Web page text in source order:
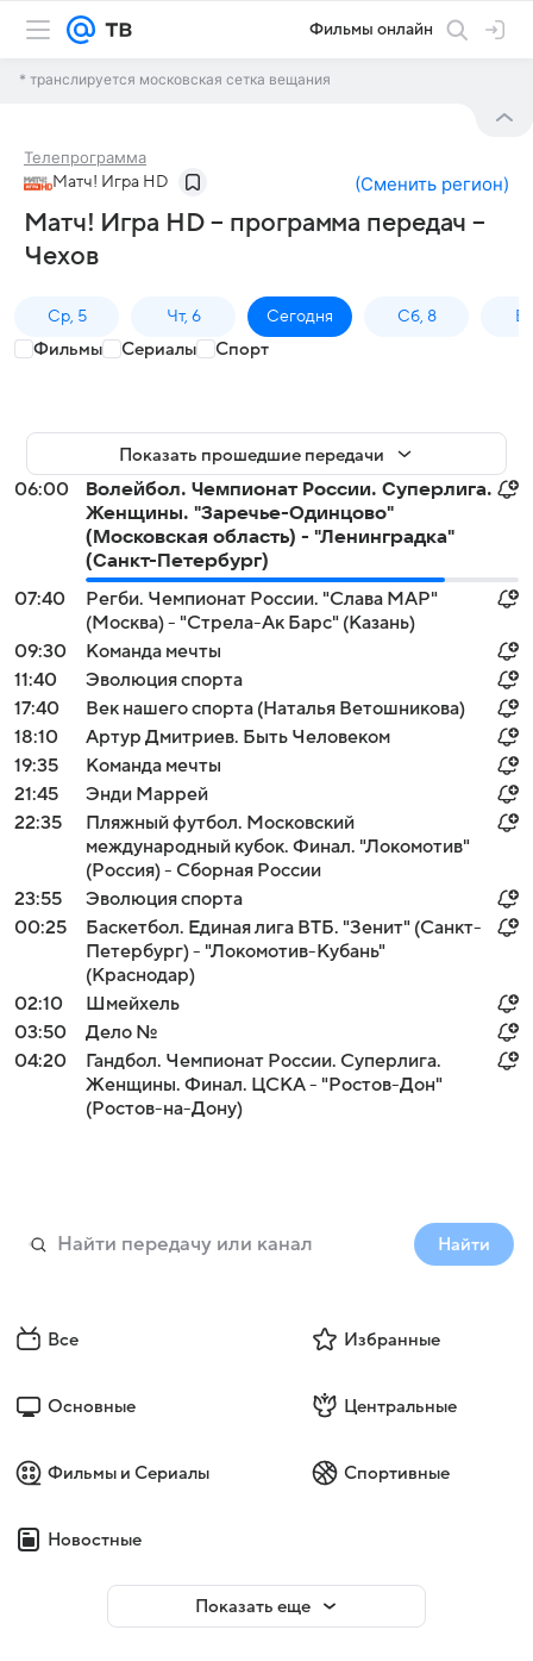
Фильмы онлайн
* транслируется московская сетка вещания
Телепрограмма
Матч! Игра HD (Сменить регион)
Матч! Игра HD – программа передач –
Чехов
Ср, 5 Чт, 6 Сегодня Сб, 8
Фильмы Сериалы Спорт
Показать прошедшие передачи
06:00
Волейбол. Чемпионат России. Суперлига.
Женщины. "Заречье-Одинцово"
(Московская область) - "Ленинградка"
(Санкт-Петербург)
07:40
Регби. Чемпионат России. "Слава МАР"
(Москва) - "Стрела-Ак Барс" (Казань)
09:30
Команда мечты
11:40
Эволюция спорта
17:40
Век нашего спорта (Наталья Ветошникова)
18:10
Артур Дмитриев. Быть Человеком
19:35
Команда мечты
21:45
Энди Маррей
22:35
Пляжный футбол. Московский
международный кубок. Финал. "Локомотив"
(Россия) - Сборная России
23:55
Эволюция спорта
00:25
Баскетбол. Единая лига ВТБ. "Зенит" (Санкт-
Петербург) - "Локомотив-Кубань"
(Краснодар)
02:10
Шмейхель
03:50
Дело №
04:20
Гандбол. Чемпионат России. Суперлига.
Женщины. Финал. ЦСКА - "Ростов-Дон"
(Ростов-на-Дону)
Найти
Все Избранные
Основные Центральные
Фильмы и Сериалы Спортивные
Новостные
Показать еще